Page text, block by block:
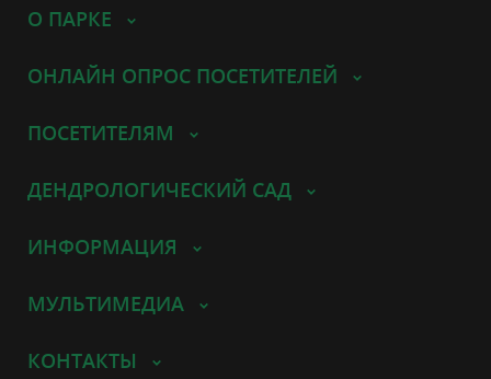
О ПАРКЕ
ОНЛАЙН ОПРОС ПОСЕТИТЕЛЕЙ
ПОСЕТИТЕЛЯМ
ДЕНДРОЛОГИЧЕСКИЙ САД
ИНФОРМАЦИЯ
МУЛЬТИМЕДИА
КОНТАКТЫ